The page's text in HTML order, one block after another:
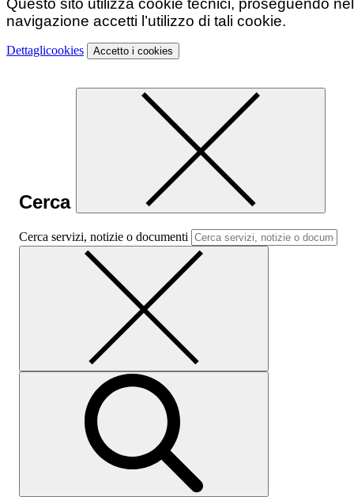
Questo sito utilizza cookie tecnici, proseguendo
navigazione accetti l’utilizzo di tali cookie.
Dettaglicookies Accetto i cookies
Cerca
Cerca servizi, notizie o documenti